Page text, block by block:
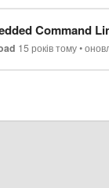
Command
15 років тому•